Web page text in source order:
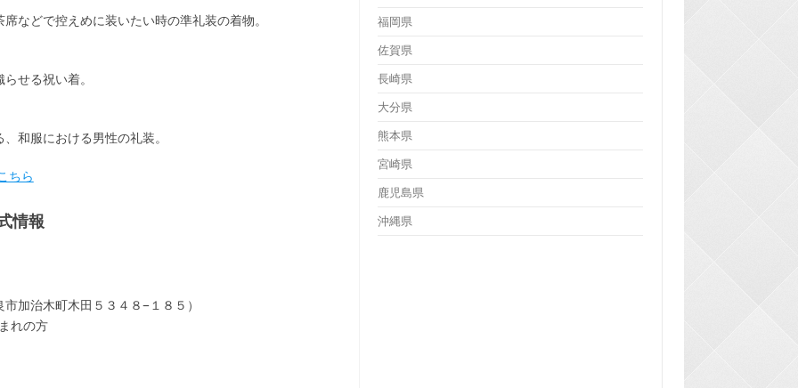
などで控えめに装いたい時の準礼装の着物。
せる祝い着。
和服における男性の礼装。
ちら
情報
加治木町木田５３４８−１８５）
れの方
福岡県
佐賀県
長崎県
大分県
熊本県
宮崎県
鹿児島県
沖縄県